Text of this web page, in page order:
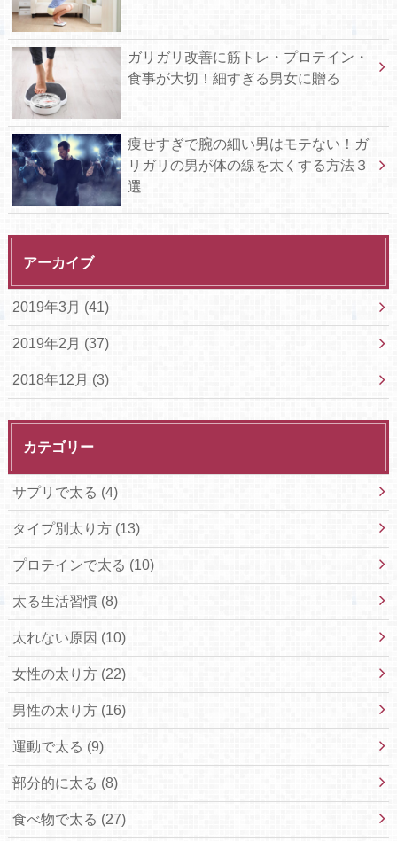
ガリガリ改善に筋トレ・プロテイン・
食事が大切！細すぎる男女に贈る
痩せすぎで腕の細い男はモテない！ガ
リガリの男が体の線を太くする方法３
選
アーカイブ
2019年3月 (41)
2019年2月 (37)
2018年12月 (3)
カテゴリー
サプリで太る (4)
タイプ別太り方 (13)
プロテインで太る (10)
太る生活習慣 (8)
太れない原因 (10)
女性の太り方 (22)
男性の太り方 (16)
運動で太る (9)
部分的に太る (8)
食べ物で太る (27)